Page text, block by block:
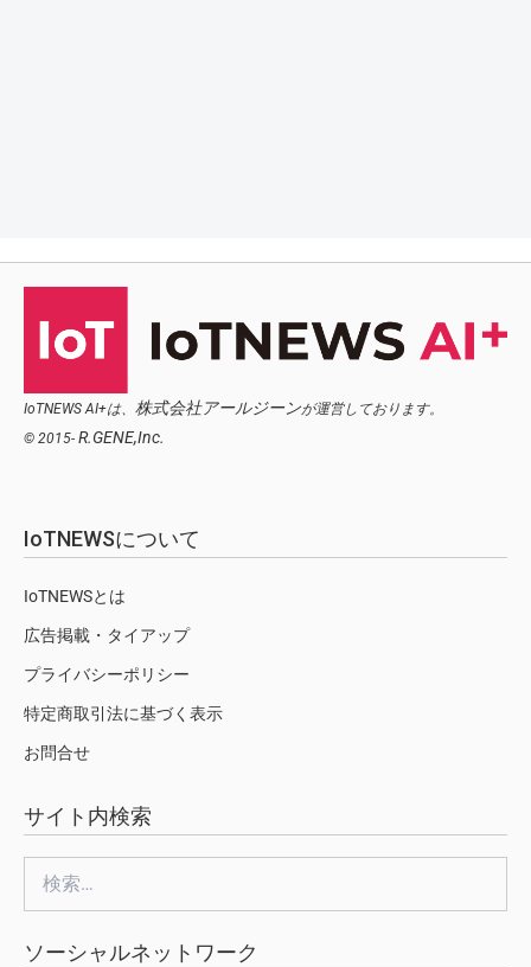
IoTNEWS AI+は、 株式会社アールジーンが運営しております。
© 2015- R.GENE,Inc.
IoTNEWSについて
IoTNEWSとは
広告掲載・タイアップ
プライバシーポリシー
特定商取引法に基づく表示
お問合せ
サイト内検索
索:
ソーシャルネットワーク